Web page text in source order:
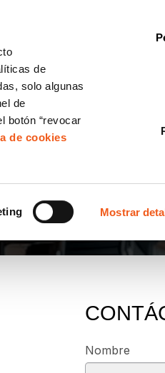
de
solo algunas
de
botón “revocar
de cookies
Mostrar
Nombre